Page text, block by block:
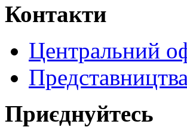
Контакти
Центральний
Представництва
Приєднуйтесь